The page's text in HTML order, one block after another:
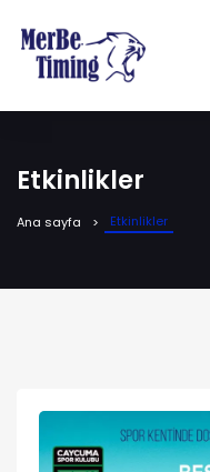
Etkinlikler
Ana sayfa Etkinlikler